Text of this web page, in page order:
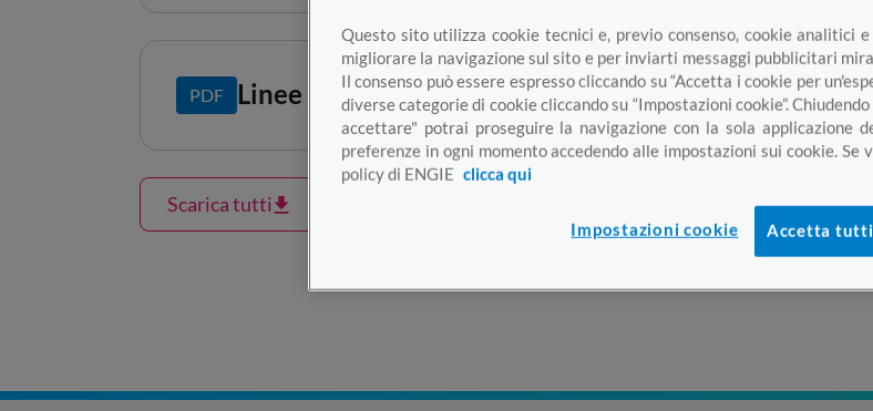
PDF Linee Guida CIG
Scarica tutti
Questo sito utilizza cookie tecnici e, previo consenso, cookie analitici
migliorare la navigazione sul sito e per inviarti messaggi pubblicitari
Il consenso può essere espresso cliccando su “Accetta i cookie per
diverse categorie di cookie cliccando su “Impostazioni cookie”.
accettare" potrai proseguire la navigazione con la sola applicazione
preferenze in ogni momento accedendo alle impostazioni sui cookie. Se
policy di ENGIE clicca qui
Impostazioni cookie Accetta tutti